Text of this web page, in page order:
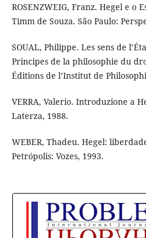
ROSENZWEIG, Franz. Hegel e o
Timm de Souza. São Paulo:
SOUAL, Philippe. Les sens de
Principes de la philosophie du
Éditions de l’Institut de
VERRA, Valerio. Introduzione a
Laterza, 1988.
WEBER, Thadeu. Hegel:
Petrópolis: Vozes, 1993.